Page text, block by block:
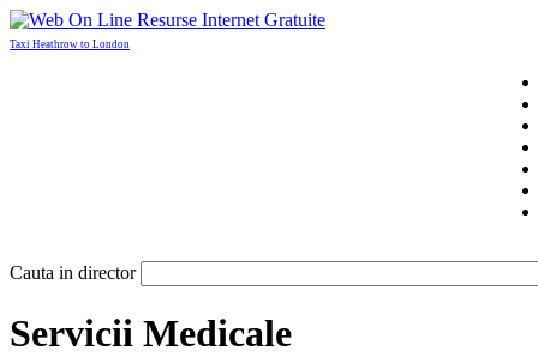
Taxi Heathrow to London
Cauta in director
Servicii Medicale